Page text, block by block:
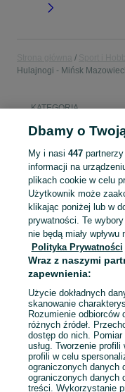
Hulajnogi - Mińsk
KATEGORIA
Popularne
scoot and ride
Mapa kategorii
Mapa miejscowości
Mapa ministron
Popularne wyszukiwania
Dbamy o
My i nasi 447partnerzy
informacji na
plikach cookie w celu
Użytkownik może
klikając poniżej lub w
prywatności. Te
nie będą miały
Polityka Prywatności
Wraz z naszymi
zapewnienia:
Użycie dokładnych
skanowanie
Rozumienie
różnych źródeł.
dostęp do nich.
usług. Tworzenie
profili w celu
ograniczonych danych
ograniczonych danych
treści. Wykorzystanie